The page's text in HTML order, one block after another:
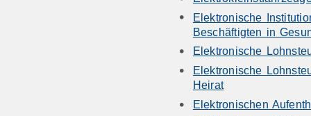
Elektronische
Beschäftigten in
Elektronische
Elektronische
Heirat
Elektronischen